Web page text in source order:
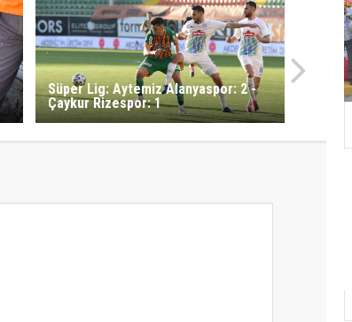
Süper Lig: Aytemiz Alanyaspor: 2 -
Çaykur Rizespor: 1